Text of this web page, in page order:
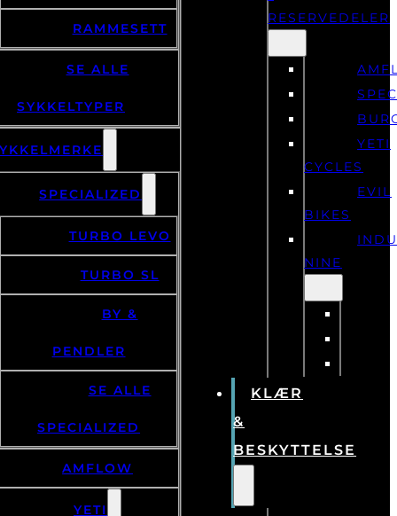
RAMMESETT
SE ALLE
SYKKELTYPER
SPECIALIZED
TURBO LEVO
TURBO SL
BY &
PENDLER
SE ALLE
SPECIALIZED
AMFLOW
YETI
RESERVEDELER
YETI
CYCLES
EVIL
BIKES
NINE
KLÆR
&
BESKYTTELSE